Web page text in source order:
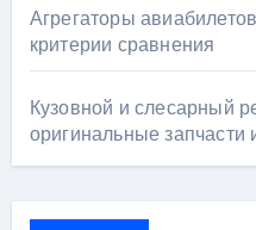
Агрегаторы
критерии сравнения
Кузовной и слесарный
оригинальные